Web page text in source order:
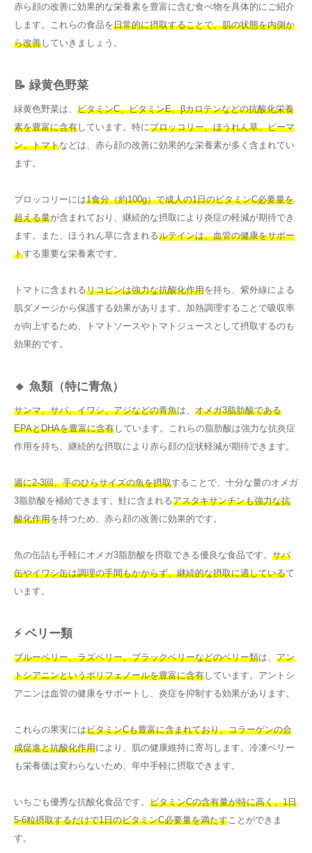
赤ら顔の改善に効果的な栄養素を豊富に含む食べ物を具体的にご紹介
します。これらの食品を日常的に摂取することで、肌の状態を内側か
ら改善していきましょう。
📝 緑黄色野菜
緑黄色野菜は、 ビタミンC、ビタミンE、βカロテンなどの抗酸化栄養
素を豊富に含有しています。特にブロッコリー、ほうれん草、ピーマ
ン、トマトなどは、赤ら顔の改善に効果的な栄養素が多く含まれてい
ます。
ブロッコリーには1食分（約100g）で成人の1日のビタミンC必要量を
超える量が含まれており、継続的な摂取により炎症の軽減が期待でき
ます。また、ほうれん草に含まれるルテインは、血管の健康をサポー
トする重要な栄養素です。
トマトに含まれるリコピンは強力な抗酸化作用を持ち、紫外線による
肌ダメージから保護する効果があります。加熱調理することで吸収率
が向上するため、トマトソースやトマトジュースとして摂取するのも
効果的です。
🔸 魚類（特に青魚）
サンマ、サバ、イワシ、アジなどの青魚は、 オメガ3脂肪酸である
EPAとDHAを豊富に含有しています。これらの脂肪酸は強力な抗炎症
作用を持ち、継続的な摂取により赤ら顔の症状軽減が期待できます。
週に2-3回、手のひらサイズの魚を摂取することで、十分な量のオメガ
3脂肪酸を補給できます。鮭に含まれるアスタキサンチンも強力な抗
酸化作用を持つため、赤ら顔の改善に効果的です。
魚の缶詰も手軽にオメガ3脂肪酸を摂取できる優良な食品です。 サバ
缶やイワシ缶は調理の手間もかからず、継続的な摂取に適しているて
います。
⚡ ベリー類
ブルーベリー、ラズベリー、ブラックベリーなどのベリー類は、 アン
トシアニンというポリフェノールを豊富に含有しています。アントシ
アニンは血管の健康をサポートし、炎症を抑制する効果があります。
これらの果実にはビタミンCも豊富に含まれており、コラーゲンの合
成促進と抗酸化作用により、肌の健康維持に寄与します。冷凍ベリー
も栄養価は変わらないため、年中手軽に摂取できます。
いちごも優秀な抗酸化食品です。 ビタミンCの含有量が特に高く、1日
5-6粒摂取するだけで1日のビタミンC必要量を満たす ことができま
す。